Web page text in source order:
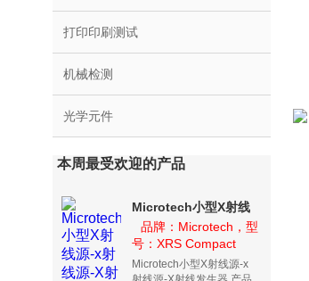
打印印刷测试
机械检测
光学元件
本周最受欢迎的产品
Microtech小型X射线
源-x射线源-X射线发生
器
品牌：Microtech，型
号：XRS Compact
Microtech小型X射线源-x